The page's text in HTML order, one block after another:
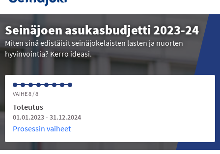
Seinäjoen asukasbudjetti 2023-24
Miten sinä edistäisit seinäjokelaisten lasten ja nuorten
hyvinvointia? Kerro ideasi.
VAIHE 8 / 8
Toteutus
01.01.2023 - 31.12.2024
Prosessin vaiheet